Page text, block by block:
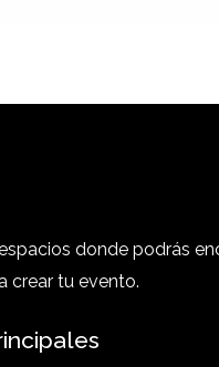
donde podrás
crear tu evento.